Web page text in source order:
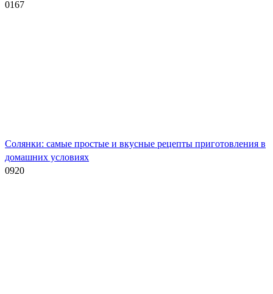
0167
Солянки: самые простые и вкусные рецепты приготовления в
домашних условиях
0920